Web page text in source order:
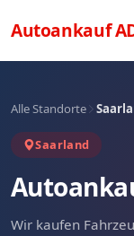
Autoankauf
Alle Standorte
Saarland
Wir kaufen